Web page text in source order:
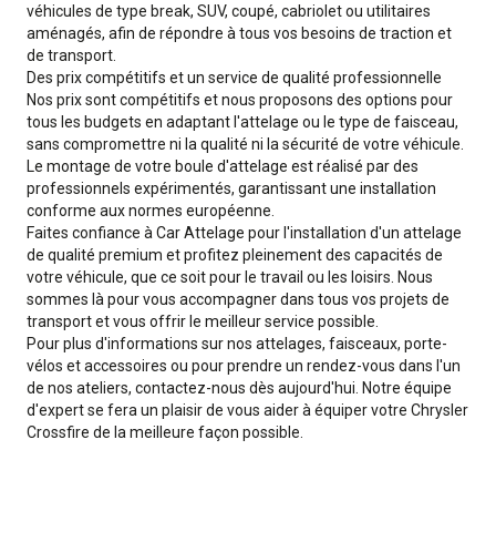
véhicules de type break, SUV, coupé, cabriolet ou utilitaires
aménagés, afin de répondre à tous vos besoins de traction et
de transport.
Des prix compétitifs et un service de qualité professionnelle
Nos prix sont compétitifs et nous proposons des options pour
tous les budgets en adaptant l'attelage ou le type de faisceau,
sans compromettre ni la qualité ni la sécurité de votre véhicule.
Le montage de votre boule d'attelage est réalisé par des
professionnels expérimentés, garantissant une installation
conforme aux normes européenne.
Faites confiance à Car Attelage pour l'installation d'un attelage
de qualité premium et profitez pleinement des capacités de
votre véhicule, que ce soit pour le travail ou les loisirs. Nous
sommes là pour vous accompagner dans tous vos projets de
transport et vous offrir le meilleur service possible.
Pour plus d'informations sur nos attelages, faisceaux, porte-
vélos et accessoires ou pour prendre un rendez-vous dans l'un
de nos ateliers, contactez-nous dès aujourd'hui. Notre équipe
d'expert se fera un plaisir de vous aider à équiper votre Chrysler
Crossfire de la meilleure façon possible.